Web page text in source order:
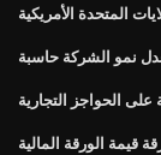
المتحدة الأمريكية
نمو الشركة حاسبة
على الحواجز التجارية
قيمة الورقة المالية